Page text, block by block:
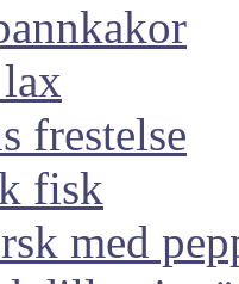
frestelse
fisk
med